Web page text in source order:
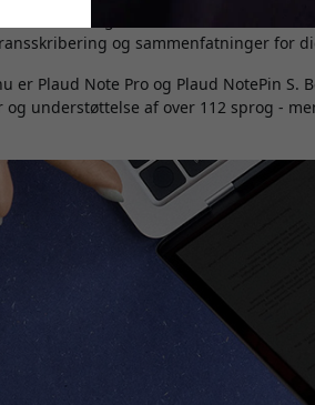
og sammenfatninger for
er Plaud Note Pro og Plaud NotePin S.
understøttelse af over 112 sprog -